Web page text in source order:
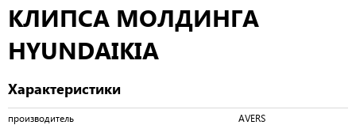
КЛИПСА МОЛДИНГА
HYUNDAIKIA
Характеристики
производитель AVERS